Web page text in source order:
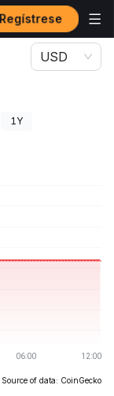
Regístrese
GFTM
USD
1Y
Source of data: CoinGecko